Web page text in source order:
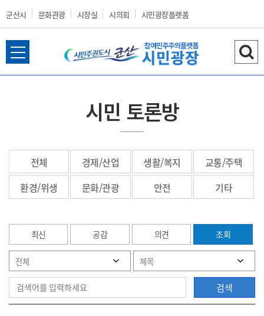
군산시 문화관광 시장실 시의회 시민광장플랫폼
군
홈
으
전
체
검
색
시민 토론방
전체 경제/산업 생활/복지
교통/주택
환경/위생
문화/관광 안전 기타
최신 공감 의견 조회
검색